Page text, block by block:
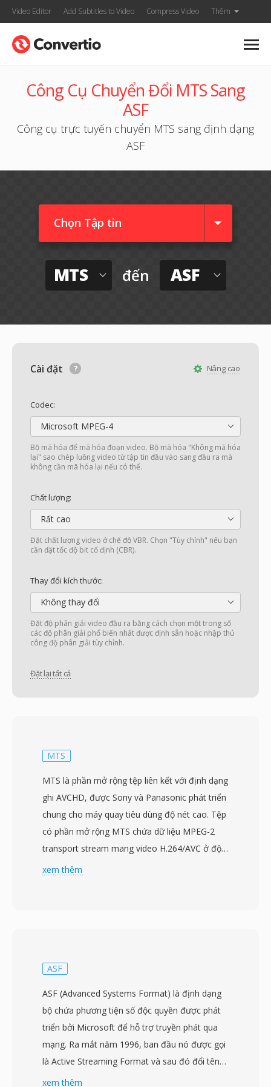
Video Editor Add Subtitles to Video Compress Video Thêm
Công Cụ Chuyển Đổi MTS Sang
ASF
Công cụ trực tuyến chuyển MTS sang định dạng
ASF
Chọn Tập tin
MTS đến ASF
Nâng cao
Cài đặt
Codec:
Microsoft MPEG-4
Bộ mã hóa để mã hóa đoạn video. Bộ mã hóa "Không mã hóa
lại" sao chép luồng video từ tập tin đầu vào sang đầu ra mà
không cần mã hóa lại nếu có thể.
Chất lượng:
Rất cao
Đặt chất lượng video ở chế độ VBR. Chọn "Tùy chỉnh" nếu bạn
cần đặt tốc độ bit cố định (CBR).
Thay đổi kích thước:
Không thay đổi
Đặt độ phân giải video đầu ra bằng cách chọn một trong số
các độ phân giải phổ biến nhất được định sẵn hoặc nhập thủ
công độ phân giải tùy chỉnh.
Đặt lại tất cả
MTS
MTS là phần mở rộng tệp liên kết với định dạng
ghi AVCHD, được Sony và Panasonic phát triển
chung cho máy quay tiêu dùng độ nét cao. Tệp
có phần mở rộng MTS chứa dữ liệu MPEG-2
transport stream mang video H.264/AVC ở độ
phân giải lên đến 1920x1080, kết hợp với âm
tiêu dùng và bán chuyên nghiệp từ Sony,
tệp MTS vào cấu trúc thư mục có tổ chức trên
thẻ nhớ hoặc bộ nhớ trong, kèm theo các tệp
chỉ mục và danh sách phát tổ chức các clip để
phát lại trong camera. Đóng gói transport
stream bao gồm thông tin thời gian quan trọng
xem thêm
ASF
ASF (Advanced Systems Format) là định dạng
bộ chứa phương tiện số độc quyền được phát
triển bởi Microsoft để hỗ trợ truyền phát qua
mạng. Ra mắt năm 1996, ban đầu nó được gọi
là Active Streaming Format và sau đó đổi tên
thành Advanced Streaming Format trước khi
xem thêm